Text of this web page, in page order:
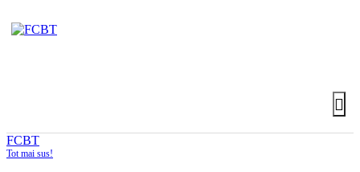
FCBT
Tot mai sus!